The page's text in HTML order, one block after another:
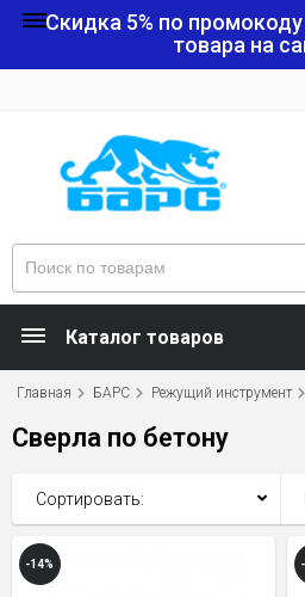
Скидка 5% по промокоду
товара на
Каталог товаров
Главная БАРС Режущий инструмент
Сверла по бетону
Сортировать:
-14%